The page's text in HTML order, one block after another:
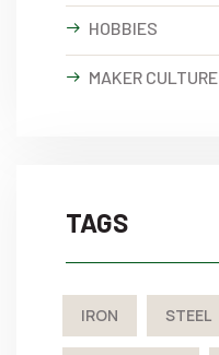
HOBBIES
MAKER CULTURE
TAGS
IRON STEEL